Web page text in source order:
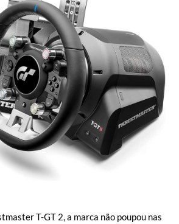
T-GT 2, a marca não poupou nas